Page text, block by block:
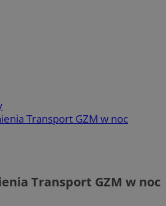
Transport GZM w noc
Transport GZM w noc